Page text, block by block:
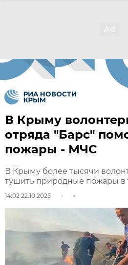
В Крыму
отряда "Барс"
пожары - МЧС
В Крыму более тысячи
тушить природные пожары в
14:02 22.10.2025